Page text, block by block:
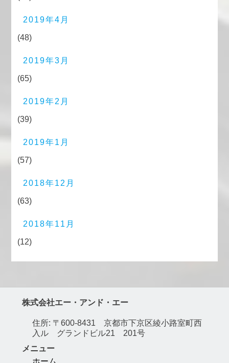
2019年4月
(48)
2019年3月
(65)
2019年2月
(39)
2019年1月
(57)
2018年12月
(63)
2018年11月
(12)
株式会社エー・アンド・エー
住所: 〒600-8431 京都市下京区綾小路室町西
入ル グランドビル21 201号
メニュー